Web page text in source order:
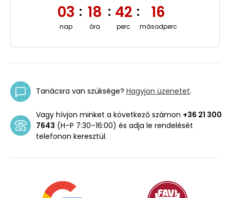
03
nap
: 18
óra
: 42
perc
: 16
másodperc
Tanácsra van szüksége? Hagyjon üzenetet.
Vagy hívjon minket a következő számon +36 21 300
7643 (H–P 7:30–16:00) és adja le rendelését
telefonon keresztül.